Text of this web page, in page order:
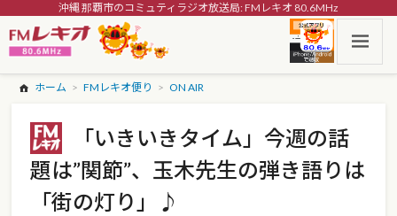
沖縄 那覇市のコミュティラジオ放送局: FMレキオ 80.6MHz
ホーム FMレキオ便り ON AIR
「いきいきタイム」今週の話
題は”関節”、玉木先生の弾き語りは
「街の灯り」♪